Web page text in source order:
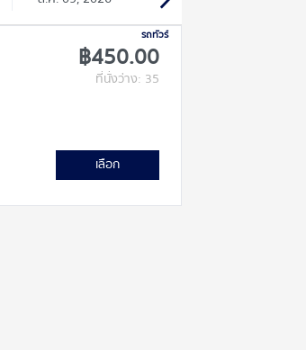
รถทัวร์
฿450.00
ที่นั่งว่าง: 35
เลือก